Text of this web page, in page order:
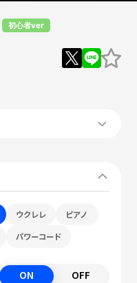
初心者ver
ウクレレ ピアノ
パワーコード
ON OFF